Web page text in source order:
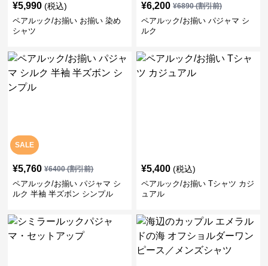
¥5,990 (税込)
ペアルック/お揃い お揃い 染め
シャツ
¥6,200 ¥6890(割引前)
ペアルック/お揃い パジャマ シ
ルク
SALE
¥5,760 ¥6400(割引前)
ペアルック/お揃い パジャマ シ
ルク 半袖 半ズボン シンプル
¥5,400 (税込)
ペアルック/お揃い Tシャツ カジ
ュアル